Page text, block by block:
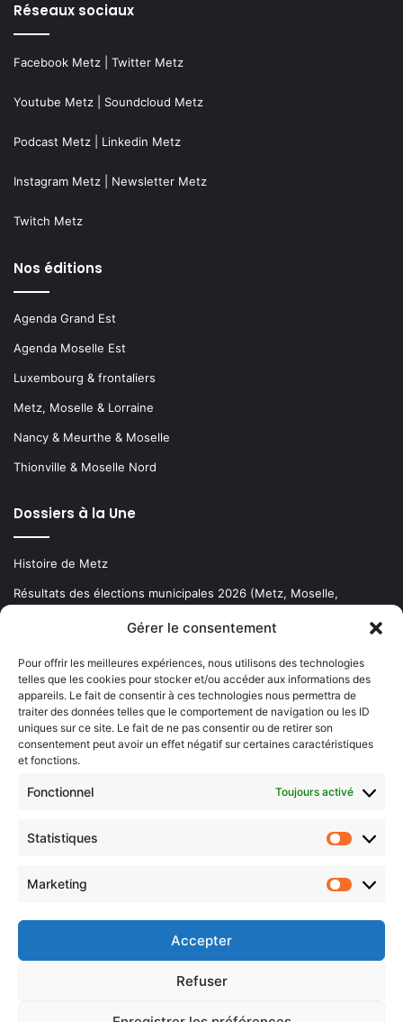
Gérer le consentement
Pour offrir les meilleures expériences, nous utilisons des technologies
telles que les cookies pour stocker et/ou accéder aux informations des
appareils. Le fait de consentir à ces technologies nous permettra de
traiter des données telles que le comportement de navigation ou les ID
uniques sur ce site. Le fait de ne pas consentir ou de retirer son
consentement peut avoir un effet négatif sur certaines caractéristiques
et fonctions.
Fonctionnel Toujours activé
Statistiques
Marketing
Accepter
Refuser
Réseaux sociaux
Facebook Metz Twitter Metz
Youtube Metz Soundcloud Metz
Podcast Metz Linkedin Metz
Instagram Metz Newsletter Metz
Twitch Metz
Nos éditions
Agenda Grand Est
Agenda Moselle Est
Luxembourg & frontaliers
Metz, Moselle & Lorraine
Nancy & Meurthe & Moselle
Thionville & Moselle Nord
Dossiers à la Une
Histoire de Metz
Résultats des élections municipales 2026 (Metz, Moselle,
Newsletter gratuite
Choisissez : matin, soir ou hebdo ?
votre